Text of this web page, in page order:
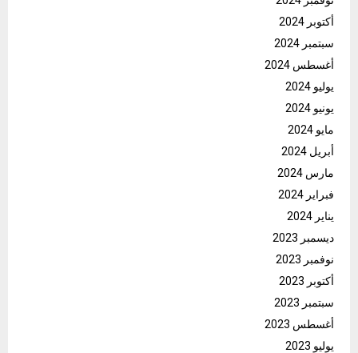
أكتوبر 2024
سبتمبر 2024
أغسطس 2024
يوليو 2024
يونيو 2024
مايو 2024
أبريل 2024
مارس 2024
فبراير 2024
يناير 2024
ديسمبر 2023
نوفمبر 2023
أكتوبر 2023
سبتمبر 2023
أغسطس 2023
يوليو 2023